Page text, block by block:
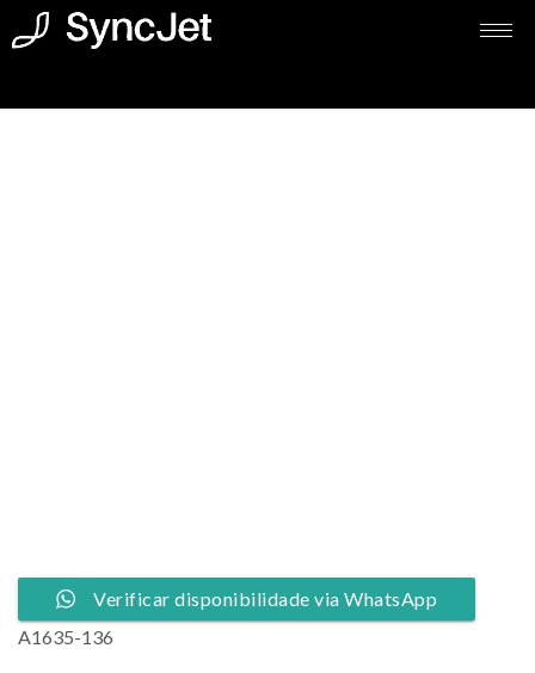
Verificar disponibilidade via WhatsApp
A1635-136